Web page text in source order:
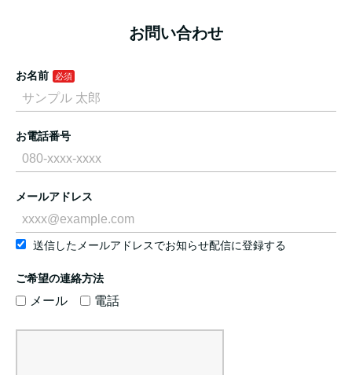
お問い合わせ
お名前
お電話番号
メールアドレス
送信したメールアドレスでお知らせ配信に登録する
ご希望の連絡方法
メール 電話